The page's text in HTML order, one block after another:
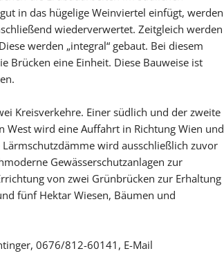
in das hügelige Weinviertel einfügt, werden
wiederverwertet. Zeitgleich werden
werden „integral“ gebaut. Bei diesem
Brücken eine Einheit. Diese Bauweise ist
Kreisverkehre. Einer südlich und der zweite
wird eine Auffahrt in Richtung Wien und
wird ausschließlich zuvor
Gewässerschutzanlagen zur
von zwei Grünbrücken zur Erhaltung
fünf Hektar Wiesen, Bäumen und
0676/812-60141, E-Mail